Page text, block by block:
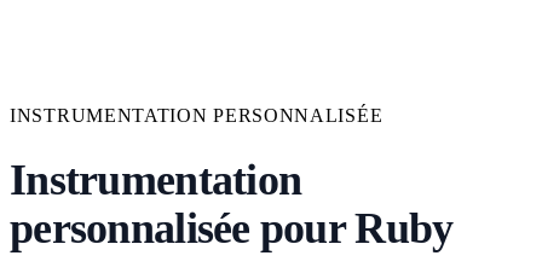
INSTRUMENTATION PERSONNALISÉE
Instrumentation
personnalisée pour Ruby